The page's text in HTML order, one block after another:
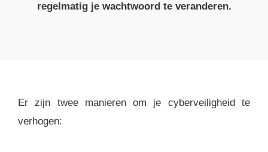
regelmatig je wachtwoord te veranderen.
Er zijn twee manieren om je cyberveiligheid te
verhogen: